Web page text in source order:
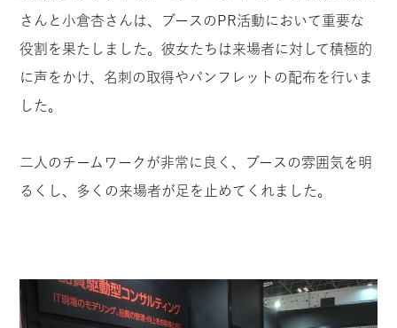
さんと小倉杏さんは、ブースのPR活動において重要な
役割を果たしました。彼女たちは来場者に対して積極的
に声をかけ、名刺の取得やパンフレットの配布を行いま
した。
二人のチームワークが非常に良く、ブースの雰囲気を明
るくし、多くの来場者が足を止めてくれました。